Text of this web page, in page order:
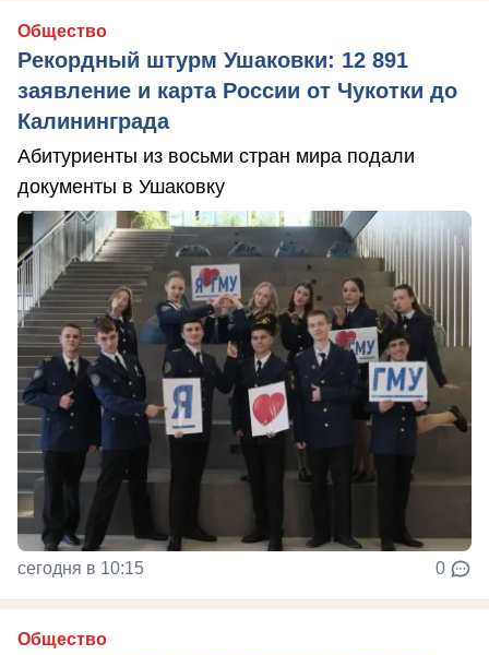
Общество
Рекордный штурм Ушаковки: 12 891
заявление и карта России от Чукотки до
Калининграда
Абитуриенты из восьми стран мира подали
документы в Ушаковку
сегодня в 10:15 0
Общество